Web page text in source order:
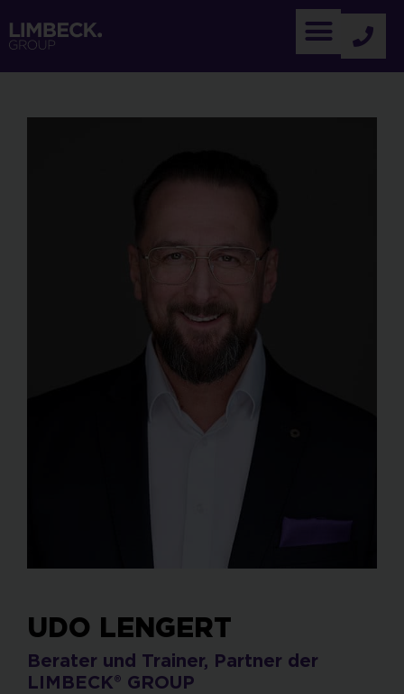
UDO LENGERT
Berater und Trainer, Partner der
LIMBECK® GROUP